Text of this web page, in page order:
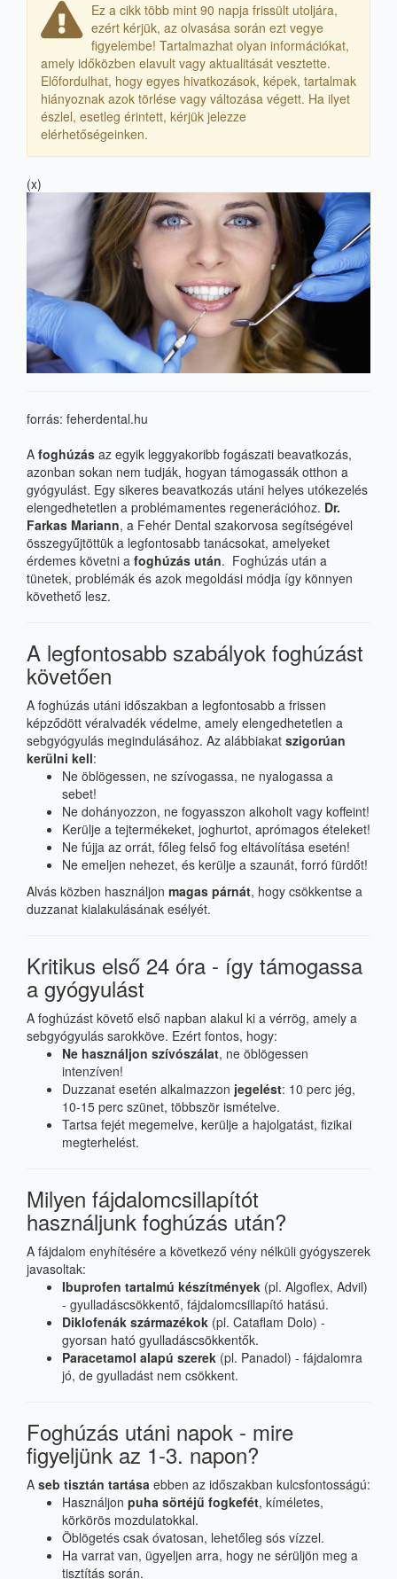
Ez a cikk több mint 90 napja frissült utoljára,
ezért kérjük, az olvasása során ezt vegye
figyelembe! Tartalmazhat olyan információkat,
amely időközben elavult vagy aktualitását vesztette.
Előfordulhat, hogy egyes hivatkozások, képek, tartalmak
hiányoznak azok törlése vagy változása végett. Ha ilyet
észlel, esetleg érintett, kérjük jelezze
elérhetőségeinken.
(x)
forrás: feherdental.hu
A foghúzás az egyik leggyakoribb fogászati beavatkozás,
azonban sokan nem tudják, hogyan támogassák otthon a
gyógyulást. Egy sikeres beavatkozás utáni helyes utókezelés
elengedhetetlen a problémamentes regenerációhoz. Dr.
Farkas Mariann, a Fehér Dental szakorvosa segítségével
összegyűjtöttük a legfontosabb tanácsokat, amelyeket
érdemes követni a foghúzás után. Foghúzás után a
tünetek, problémák és azok megoldási módja így könnyen
követhető lesz.
A legfontosabb szabályok foghúzást
követően
A foghúzás utáni időszakban a legfontosabb a frissen
képződött véralvadék védelme, amely elengedhetetlen a
sebgyógyulás megindulásához. Az alábbiakat szigorúan
kerülni kell:
Ne öblögessen, ne szívogassa, ne nyalogassa a
sebet!
Ne dohányozzon, ne fogyasszon alkoholt vagy koffeint!
Kerülje a tejtermékeket, joghurtot, aprómagos ételeket!
Ne fújja az orrát, főleg felső fog eltávolítása esetén!
Ne emeljen nehezet, és kerülje a szaunát, forró fürdőt!
Alvás közben használjon magas párnát, hogy csökkentse a
duzzanat kialakulásának esélyét.
Kritikus első 24 óra - így támogassa
a gyógyulást
A foghúzást követő első napban alakul ki a vérrög, amely a
sebgyógyulás sarokköve. Ezért fontos, hogy:
Ne használjon szívószálat, ne öblögessen
intenzíven!
Duzzanat esetén alkalmazzon jegelést: 10 perc jég,
10-15 perc szünet, többször ismételve.
Tartsa fejét megemelve, kerülje a hajolgatást, fizikai
megterhelést.
Milyen fájdalomcsillapítót
használjunk foghúzás után?
A fájdalom enyhítésére a következő vény nélküli gyógyszerek
javasoltak:
Ibuprofen tartalmú készítmények (pl. Algoflex, Advil)
- gyulladáscsökkentő, fájdalomcsillapító hatású.
Diklofenák származékok (pl. Cataflam Dolo) -
gyorsan ható gyulladáscsökkentők.
Paracetamol alapú szerek (pl. Panadol) - fájdalomra
jó, de gyulladást nem csökkent.
Foghúzás utáni napok - mire
figyeljünk az 1-3. napon?
A seb tisztán tartása ebben az időszakban kulcsfontosságú:
Használjon puha sörtéjű fogkefét, kíméletes,
körkörös mozdulatokkal.
Öblögetés csak óvatosan, lehetőleg sós vízzel.
Ha varrat van, ügyeljen arra, hogy ne sérüljön meg a
tisztítás során.